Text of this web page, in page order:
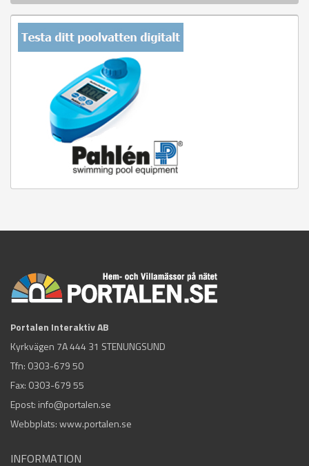
Portalen Interaktiv AB
Kyrkvägen 7A 444 31 STENUNGSUND
Tfn: 0303-679 50
Fax: 0303-679 55
Epost: info@portalen.se
Webbplats: www.portalen.se
INFORMATION